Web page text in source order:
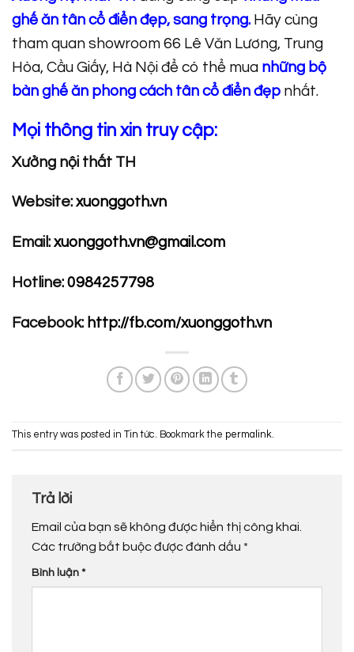
ghế ăn tân cổ điển đẹp, sang trọng. Hãy cùng
tham quan showroom 66 Lê Văn Lương, Trung
Hòa, Cầu Giấy, Hà Nội để có thể mua những bộ
bàn ghế ăn phong cách tân cổ điển đẹp nhất.
Mọi thông tin xin truy cập:
Xưởng nội thất TH
Website: xuonggoth.vn
Email: xuonggoth.vn@gmail.com
Hotline: 0984257798
Facebook: http://fb.com/xuonggoth.vn
This entry was posted in Tin tức. Bookmark the permalink.
Trả lời
Email của bạn sẽ không được hiển thị công khai.
Các trường bắt buộc được đánh dấu *
Bình luận *